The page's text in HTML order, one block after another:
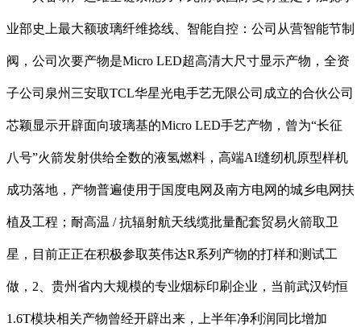
业部史上最大额玻璃纤维捻线、智能自控：公司从营智能节制
阀，公司次要产物是Micro LED超高清大尺寸显示产物，全资
子公司泉州三安取TCL华星光电手艺无限公司成立的合伙公司
芯颖显示开辟面向玻璃基的Micro LED手艺产物，曾为“长征
八号”火箭发射供给全数的液氢燃料，高端AI缝纫机原型样机
成功落地，产物普遍使用于国度电网及南方电网的城乡电网扶
植及工程；耐高温 / 抗辐射航天线缆批量配套贸易火箭取卫
星，目前正正在积极参取英伟达R系列产物的打样和测试工
做，2、贵州省内大规模的专业烟标印刷企业，当前武汉钧恒
1.6T模块相关产物曾经开辟出来，上半年净利润同比增加